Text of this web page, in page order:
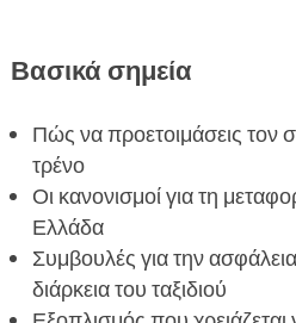
Υγιεινή και καθαριότητα
 Τροφή και νερό για το
του ταξιδιού

Ψυχαγωγία και
του ταξιδιού
 Αλληλεπιδράσεις με
Βασικά σημεία
Πώς να προετοιμάσεις τον
τρένο
Οι κανονισμοί για τη
Ελλάδα
Συμβουλές για την
διάρκεια του ταξιδιού